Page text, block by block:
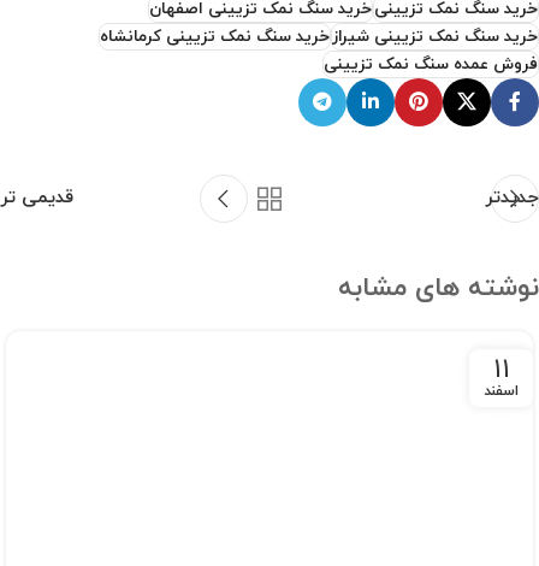
خرید سنگ نمک تزیینیخرید سنگ نمک تزیینی اصفهان
خرید سنگ نمک تزیینی شیرازخرید سنگ نمک تزیینی کرمانشاه
فروش عمده سنگ نمک تزیینی
جدیدتر قدیمی تر
نوشته های مشابه
11
اسفند